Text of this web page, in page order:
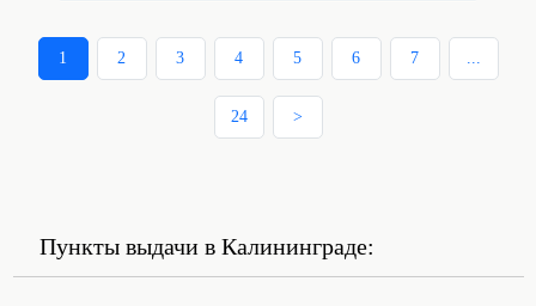
1 2 3 4 5 6 7 ...
24 >
Пункты выдачи в Калининграде: